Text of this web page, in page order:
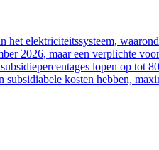
elektriciteitssysteem,
2026, maar een verplichte
lopen op tot
kosten hebben,